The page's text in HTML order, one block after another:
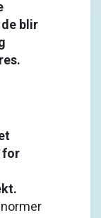
blir
for